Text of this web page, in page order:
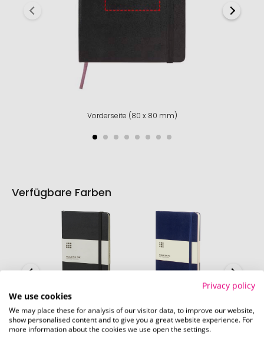
Vorderseite (80 x 80 mm)
Verfügbare Farben
schwarz
Sofort verfügbar
39174 Stück
Sofort verfügbar
5761 Stück
Privacy policy
We use cookies
We may place these for analysis of our visitor data, to improve our website,
show personalised content and to give you a great website experience. For
more information about the cookies we use open the settings.